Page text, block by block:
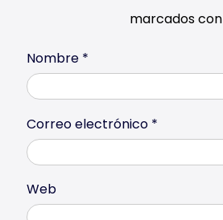
marcados con
Nombre *
Correo electrónico *
Web